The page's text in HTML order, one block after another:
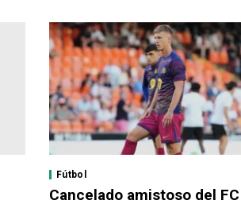
Fútbol
Cancelado amistoso del FC